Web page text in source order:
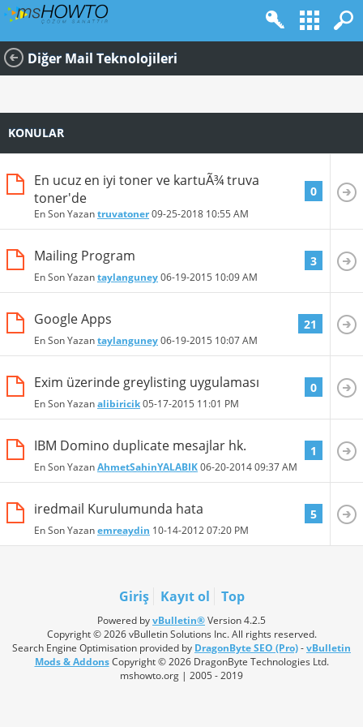
Diğer Mail Teknolojileri
KONULAR
En ucuz en iyi toner ve kartuÃ¾ truva
toner'de
En Son Yazantruvatoner09-25-2018 10:55 AM
0
Mailing Program
En Son Yazantaylanguney06-19-2015 10:09 AM
3
Google Apps
En Son Yazantaylanguney06-19-2015 10:07 AM
21
Exim üzerinde greylisting uygulaması
En Son Yazanalibiricik05-17-2015 11:01 PM
0
IBM Domino duplicate mesajlar hk.
En Son YazanAhmetSahinYALABIK06-20-201409:37 AM
1
iredmail Kurulumunda hata
En Son Yazanemreaydin 10-14-201207:20 PM
5
Giriş Kayıt ol Top
Powered byvBulletin®Version 4.2.5
Copyright © 2026 vBulletin Solutions Inc. All rights reserved.
Search Engine Optimisation provided by DragonByte SEO (Pro)-vBulletin
Mods & AddonsCopyright © 2026 DragonByte Technologies Ltd.
mshowto.org | 2005 - 2019